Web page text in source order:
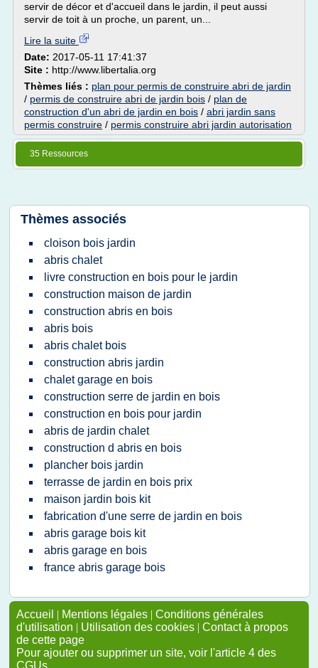
servir de décor et d'accueil dans le jardin, il peut aussi
servir de toit à un proche, un parent, un...
Lire la suite
Date: 2017-05-11 17:41:37
Site : http://www.libertalia.org
Thèmes liés : plan pour permis de construire abri de jardin
/ permis de construire abri de jardin bois / plan de
construction d'un abri de jardin en bois / abri jardin sans
permis construire / permis construire abri jardin autorisation
35 Ressources
Thèmes associés
cloison bois jardin
abris chalet
livre construction en bois pour le jardin
construction maison de jardin
construction abris en bois
abris bois
abris chalet bois
construction abris jardin
chalet garage en bois
construction serre de jardin en bois
construction en bois pour jardin
abris de jardin chalet
construction d abris en bois
plancher bois jardin
terrasse de jardin en bois prix
maison jardin bois kit
fabrication d'une serre de jardin en bois
abris garage bois kit
abris garage en bois
france abris garage bois
Accueil | Mentions légales | Conditions générales
d'utilisation | Utilisation des cookies | Contact à propos
de cette page
Pour ajouter ou supprimer un site, voir l'article 4 des
CGUs